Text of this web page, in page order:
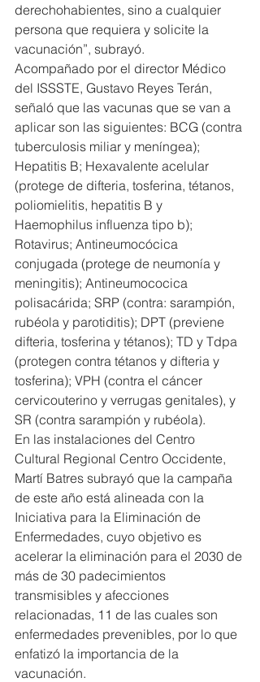
derechohabientes, sino a cualquier
persona que requiera y solicite la
vacunación”, subrayó.
Acompañado por el director Médico
del ISSSTE, Gustavo Reyes Terán,
señaló que las vacunas que se van a
aplicar son las siguientes: BCG (contra
tuberculosis miliar y meníngea);
Hepatitis B; Hexavalente acelular
(protege de difteria, tosferina, tétanos,
poliomielitis, hepatitis B y
Haemophilus influenza tipo b);
Rotavirus; Antineumocócica
conjugada (protege de neumonía y
meningitis); Antineumococica
polisacárida; SRP (contra: sarampión,
rubéola y parotiditis); DPT (previene
difteria, tosferina y tétanos); TD y Tdpa
(protegen contra tétanos y difteria y
tosferina); VPH (contra el cáncer
cervicouterino y verrugas genitales), y
SR (contra sarampión y rubéola).
En las instalaciones del Centro
Cultural Regional Centro Occidente,
Martí Batres subrayó que la campaña
de este año está alineada con la
Iniciativa para la Eliminación de
Enfermedades, cuyo objetivo es
acelerar la eliminación para el 2030 de
más de 30 padecimientos
transmisibles y afecciones
relacionadas, 11 de las cuales son
enfermedades prevenibles, por lo que
enfatizó la importancia de la
vacunación.